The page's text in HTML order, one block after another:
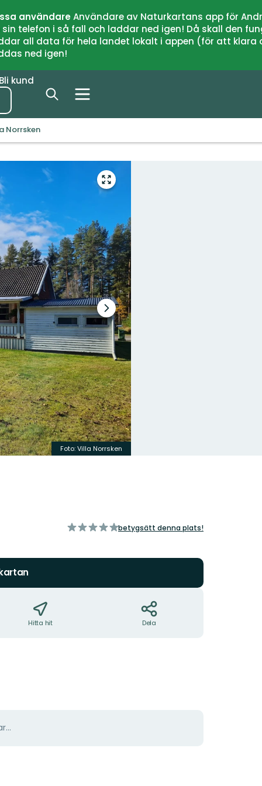
användareAnvändare av Naturkartans app för
telefon i så fall och laddar ned igen! Då skall den
all data för hela landet lokalt i appen (för att
ned igen!
Bli kund
Norrsken
Gå
till
Nästa
bildspel
Foto:Villa Norrsken
av
betygsätt denna plats!
Hitta hit Dela